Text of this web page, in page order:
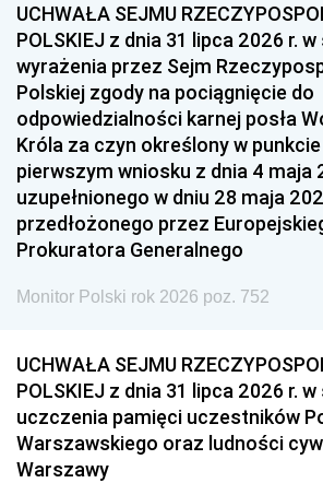
UCHWAŁA SEJMU
POLSKIEJ z dnia 31 lipca 2026 r.
wyrażenia przez Sejm
Polskiej zgody na pociągnięcie do
odpowiedzialności karnej posła
Króla za czyn określony w punkcie
pierwszym wniosku z dnia 4 maja
uzupełnionego w dniu 28 maja
przedłożonego przez
Prokuratora Generalnego
Monitor Polski rok 2026 poz. 752
UCHWAŁA SEJMU
POLSKIEJ z dnia 31 lipca 2026 r.
uczczenia pamięci uczestników
Warszawskiego oraz ludności
Warszawy